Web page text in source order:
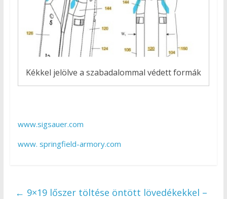
Kékkel jelölve a szabadalommal védett formák
www.sigsauer.com
www. springfield-armory.com
← 9×19 lőszer töltése öntött lövedékekkel –